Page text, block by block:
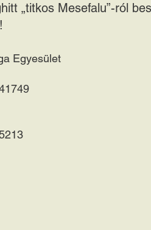
„titkos Mesefalu”-ról
Egyesület